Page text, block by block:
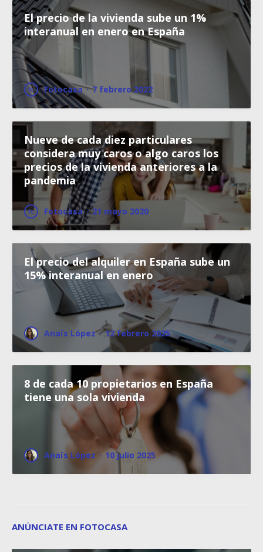
El precio de la vivienda sube un 1%
interanual en enero en España
Fotocasa · 7 febrero 2022
Nueve de cada diez particulares
considera muy caros o algo caros los
precios de la vivienda anteriores a la
pandemia
Fotocasa · 21 mayo 2020
El precio del alquiler en España sube un
15% interanual en enero
Anaïs López · 12 febrero 2025
8 de cada 10 propietarios en España
tiene una sola vivienda
Anaïs López · 10 julio 2025
ANÚNCIATE EN FOTOCASA